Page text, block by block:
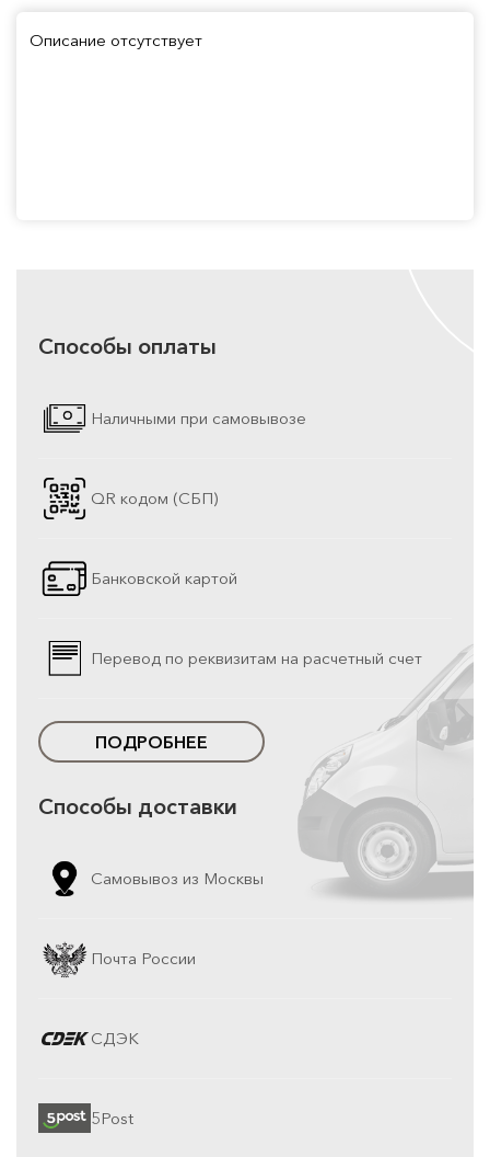
Описание отсутствует
Способы оплаты
Наличными при самовывозе
QR кодом (СБП)
Банковской картой
Перевод по реквизитам на расчетный счет
ПОДРОБНЕЕ
Способы доставки
Самовывоз из Москвы
Почта России
СДЭК
5Post